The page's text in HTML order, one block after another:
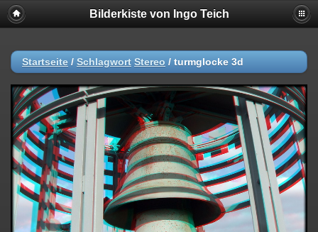
Bilderkiste von Ingo Teich
Startseite / Schlagwort Stereo / turmglocke 3d